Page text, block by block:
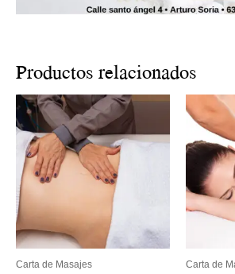
Productos relacionados
Carta de Masajes Carta de